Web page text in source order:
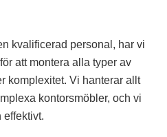
kvalificerad personal, har vi
att montera alla typer av
komplexitet. Vi hanterar allt
kontorsmöbler, och vi
effektivt.